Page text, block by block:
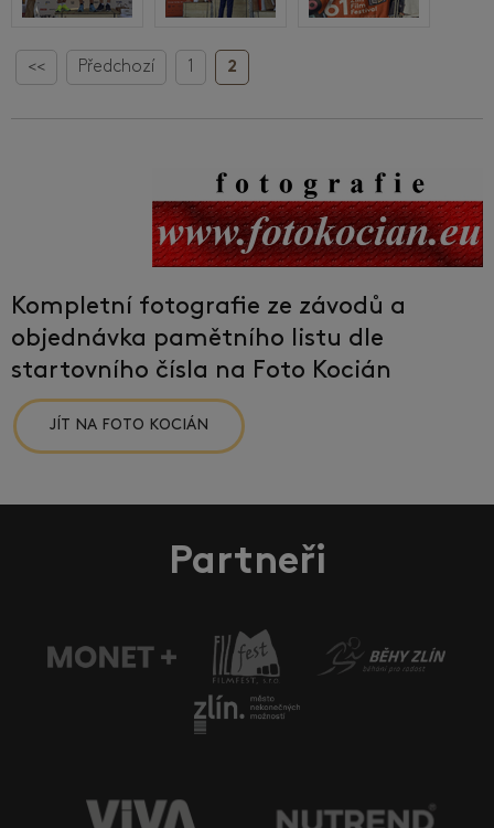
<< Předchozí 1 2
Kompletní fotografie ze závodů a
objednávka pamětního listu dle
startovního čísla na Foto Kocián
JÍT NA FOTO KOCIÁN
Partneři